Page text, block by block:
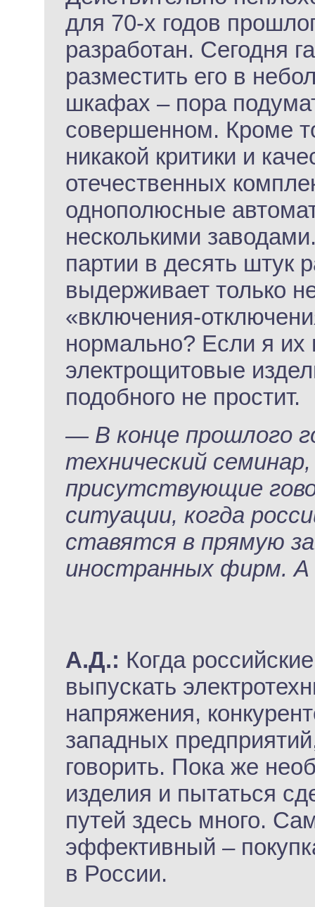
для 70-х годов
разработан. Сегодня
разместить его в
шкафах – пора
совершенном. Кроме
никакой критики и
отечественных
однополюсные
несколькими
партии в десять штук
выдерживает только
«включения-
нормально? Если я их
электрощитовые
подобного не простит.
— В конце прошлого
технический
присутствующие
ситуации, когда
ставятся в прямую
иностранных фирм. А
А.Д.: Когда
выпускать
напряжения,
западных
говорить. Пока же
изделия и пытаться
путей здесь много.
эффективный –
в России.